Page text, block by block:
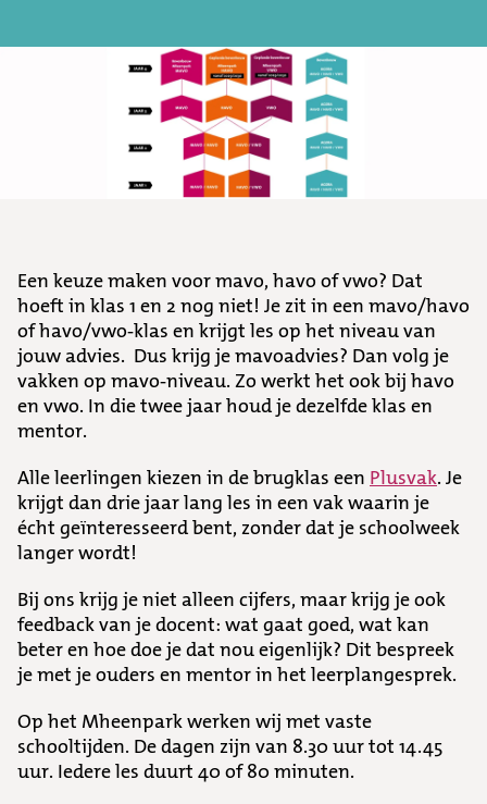
Een keuze maken voor mavo, havo of vwo? Dat
hoeft in klas 1 en 2 nog niet! Je zit in een mavo/havo
of havo/vwo-klas en krijgt les op het niveau van
jouw advies. Dus krijg je mavoadvies? Dan volg je
vakken op mavo-niveau. Zo werkt het ook bij havo
en vwo. In die twee jaar houd je dezelfde klas en
mentor.
Alle leerlingen kiezen in de brugklas een Plusvak. Je
krijgt dan drie jaar lang les in een vak waarin je
écht geïnteresseerd bent, zonder dat je schoolweek
langer wordt!
Bij ons krijg je niet alleen cijfers, maar krijg je ook
feedback van je docent: wat gaat goed, wat kan
beter en hoe doe je dat nou eigenlijk? Dit bespreek
je met je ouders en mentor in het leerplangesprek.
Op het Mheenpark werken wij met vaste
schooltijden. De dagen zijn van 8.30 uur tot 14.45
uur. Iedere les duurt 40 of 80 minuten.